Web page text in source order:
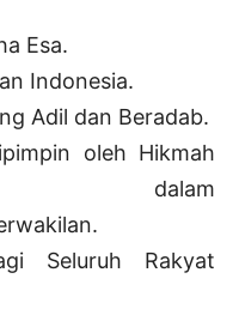
Esa.
Indonesia.
Adil dan Beradab.
oleh Hikmah
dalam
Seluruh Rakyat